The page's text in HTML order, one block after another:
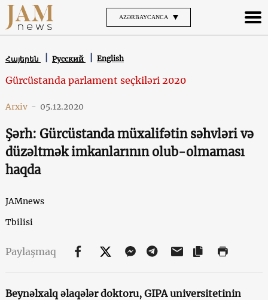
AZƏRBAYCANCA
Հայերեն Русский English
Gürcüstanda parlament seçkiləri 2020
Arxiv - 05.12.2020
Şərh: Gürcüstanda müxalifətin səhvləri və
düzəltmək imkanlarının olub-olmaması
haqda
JAMnews
Tbilisi
Paylaşmaq
Beynəlxalq əlaqələr doktoru, GIPA universitetinin